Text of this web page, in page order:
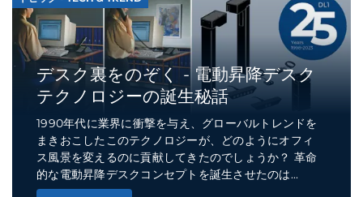
デスク裏をのぞく - 電動昇降デスク
テクノロジーの誕生秘話
1990年代に業界に衝撃を与え、グローバルトレンドを
まきおこしたこのテクノロジーが、どのようにオフィ
ス風景を変えるのに貢献してきたのでしょうか？ 革命
的な電動昇降デスクコンセプトを誕生させたのは...